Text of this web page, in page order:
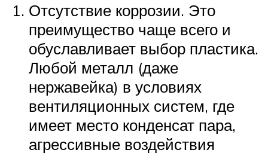
Отсутствие коррозии. Это
преимущество чаще всего и
обуславливает выбор пластика.
Любой металл (даже
нержавейка) в условиях
вентиляционных систем, где
имеет место конденсат пара,
агрессивные воздействия